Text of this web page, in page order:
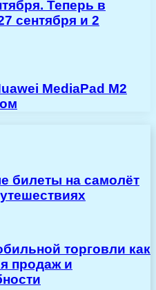
Теперь в
сентября и 2
MediaPad M2
билеты на самолёт
торговли как
продаж и